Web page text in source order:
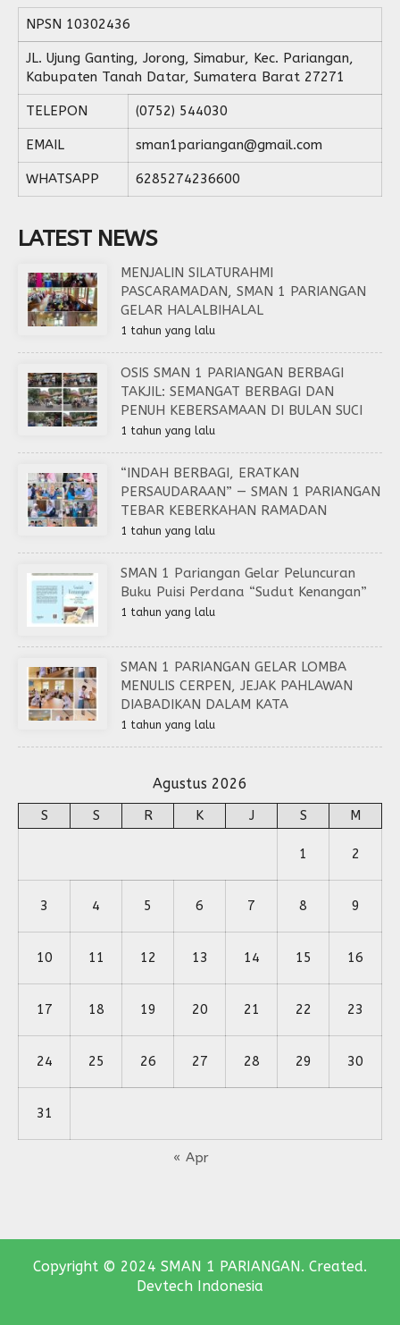
NPSN 10302436
JL. Ujung Ganting, Jorong, Simabur, Kec. Pariangan,
Kabupaten Tanah Datar, Sumatera Barat 27271
TELEPON (0752) 544030
EMAIL sman1pariangan@gmail.com
WHATSAPP 6285274236600
LATEST NEWS
MENJALIN SILATURAHMI
PASCARAMADAN, SMAN 1 PARIANGAN
GELAR HALALBIHALAL
1 tahun yang lalu
OSIS SMAN 1 PARIANGAN BERBAGI
TAKJIL: SEMANGAT BERBAGI DAN
PENUH KEBERSAMAAN DI BULAN SUCI
1 tahun yang lalu
“INDAH BERBAGI, ERATKAN
PERSAUDARAAN” — SMAN 1 PARIANGAN
TEBAR KEBERKAHAN RAMADAN
1 tahun yang lalu
SMAN 1 Pariangan Gelar Peluncuran
Buku Puisi Perdana “Sudut Kenangan”
1 tahun yang lalu
SMAN 1 PARIANGAN GELAR LOMBA
MENULIS CERPEN, JEJAK PAHLAWAN
DIABADIKAN DALAM KATA
1 tahun yang lalu
Agustus 2026
S S R K J S M
1 2
3 4 5 6 7 8 9
10 11 12 13 14 15 16
17 18 19 20 21 22 23
24 25 26 27 28 29 30
31
« Apr
Copyright © 2024 SMAN 1 PARIANGAN. Created.
Devtech Indonesia